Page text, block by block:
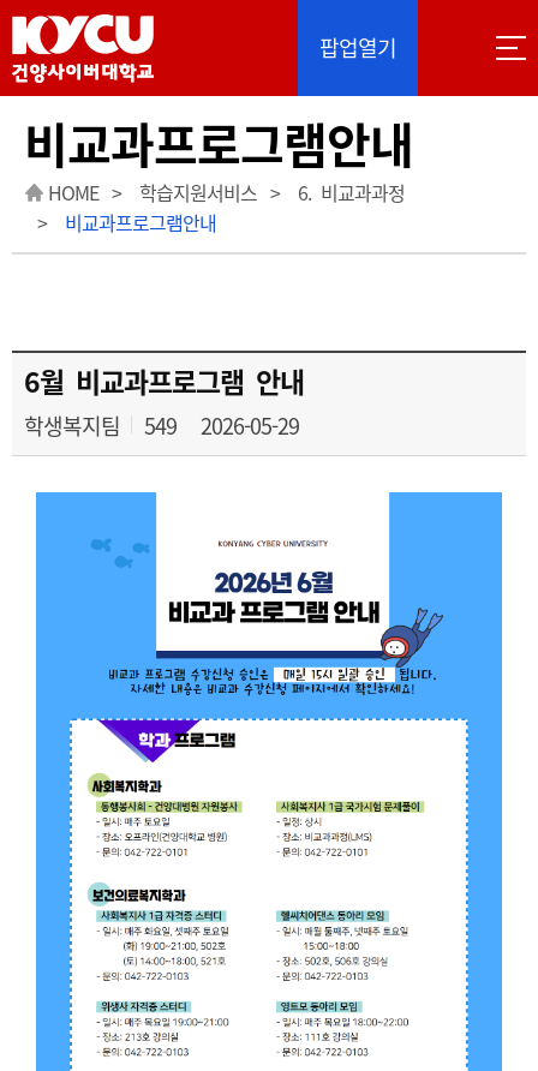
이 사이트는 Google 자동 번역을 제공합니다. 번역
팝업열기
비교과프로그램안내
HOME 학습지원서비스
6. 비교과과정
비교과프로그램안내
6월 비교과프로그램 안내
학생복지팀 549 2026-05-29